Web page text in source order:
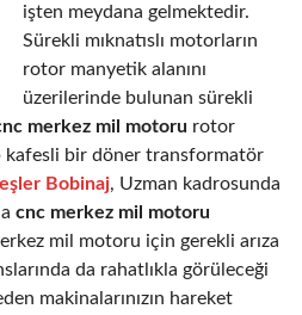
işten meydana gelmektedir.
Sürekli mıknatıslı motorların
rotor manyetik alanını
üzerilerinde bulunan sürekli
merkez mil motoru rotor
kafesli bir döner transformatör
Bobinaj, Uzman kadrosunda
cnc merkez mil motoru
mil motoru için gerekli arıza
da rahatlıkla görüleceği
makinalarınızın hareket